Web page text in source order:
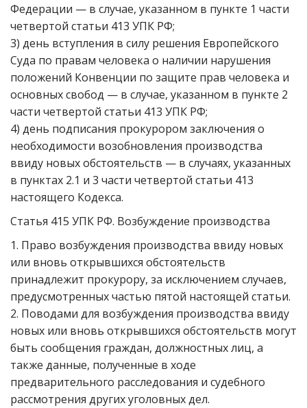
Федерации — в случае, указанном в пункте 1 части
четвертой статьи 413 УПК РФ;
3) день вступления в силу решения Европейского
Суда по правам человека о наличии нарушения
положений Конвенции по защите прав человека и
основных свобод — в случае, указанном в пункте 2
части четвертой статьи 413 УПК РФ;
4) день подписания прокурором заключения о
необходимости возобновления производства
ввиду новых обстоятельств — в случаях, указанных
в пунктах 2.1 и 3 части четвертой статьи 413
настоящего Кодекса.
Статья 415 УПК РФ. Возбуждение производства
1. Право возбуждения производства ввиду новых
или вновь открывшихся обстоятельств
принадлежит прокурору, за исключением случаев,
предусмотренных частью пятой настоящей статьи.
2. Поводами для возбуждения производства ввиду
новых или вновь открывшихся обстоятельств могут
быть сообщения граждан, должностных лиц, а
также данные, полученные в ходе
предварительного расследования и судебного
рассмотрения других уголовных дел.